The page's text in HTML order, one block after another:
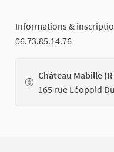
Informations &
06.73.85.14.76
Château Mabille
165 rue Léopold